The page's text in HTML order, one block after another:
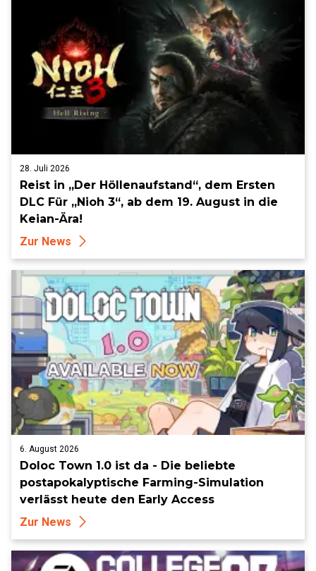
28. Juli 2026
Reist in „Der Höllenaufstand“, dem Ersten
DLC Für „Nioh 3“, ab dem 19. August in die
Keian-Ära!
Zur News
6. August 2026
Doloc Town 1.0 ist da - Die beliebte
postapokalyptische Farming-Simulation
verlässt heute den Early Access
Zur News